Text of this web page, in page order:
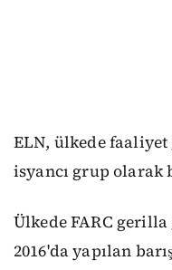
ELN, ülkede faaliyet
isyancı grup
Ülkede FARC
2016'da yapılan